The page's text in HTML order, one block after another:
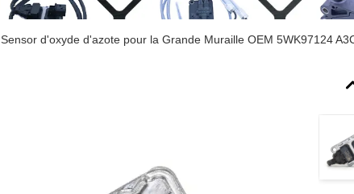
Sensor d'oxyde d'azote pour la Grande Muraille OEM 5WK97124